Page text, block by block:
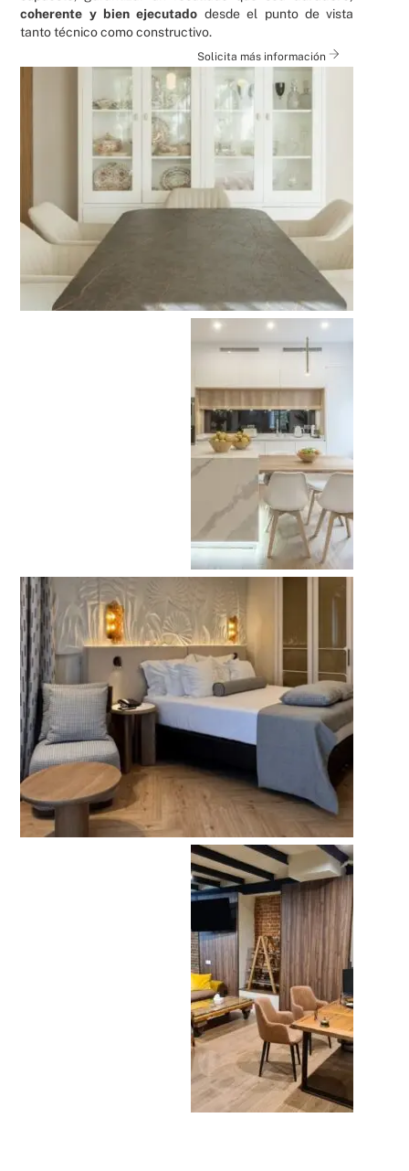
coherente y bien ejecutado desde el punto de vista
tanto técnico como constructivo.
Solicita más información